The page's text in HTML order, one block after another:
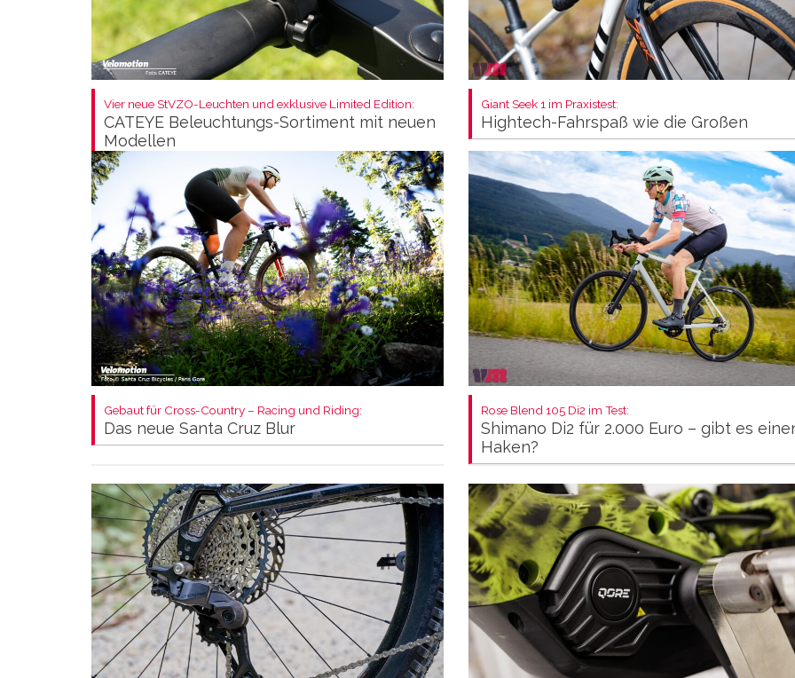
Vier neue StVZO-Leuchten und exklusive Limited Edition:
CATEYE Beleuchtungs-Sortiment mit neuen
Modellen
Giant Seek 1 im Praxistest:
Hightech-Fahrspaß wie die Großen
Gebaut für Cross-Country – Racing und Riding:
Das neue Santa Cruz Blur
Rose Blend 105 Di2 im Test:
Shimano Di2 für 2.000 Euro – gibt es
Haken?